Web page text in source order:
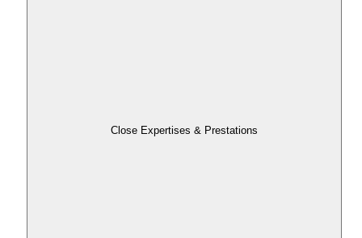
Close Expertises & Prestations